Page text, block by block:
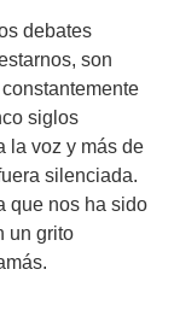
debates
son
siglos
la voz y más de
silenciada.
que nos ha sido
un grito